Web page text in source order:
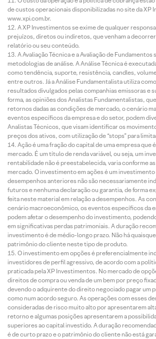
de custos operacionais disponibilizadas no site da XP
www.xpi.com.br.
A XP Investimentos se exime de qualquer
prejuízos, diretos ou indiretos, que venham a
relatório ou seu conteúdo.
A Avaliação Técnica e a Avaliação de
metodologias de análise. A Análise Técnica é
como tendência, suporte, resistência, candles,
entre outros. Já a Análise Fundamentalista utiliza
resultados divulgados pelas companhias emissoras e
forma, as opiniões dos Analistas Fundamentalistas,
retornos dadas as condições de mercado, o cenário
eventos específicos da empresa e do setor, podem
Analistas Técnicos, que visam identificar os
preços dos ativos, com utilização de “stops” para
Ação é uma fração do capital de uma empresa que
mercado. É um título de renda variável, ou seja, um
rentabilidade não é preestabelecida, varia conforme
mercado. O investimento em ações é um
desempenhos anteriores não são necessariamente
futuros e nenhuma declaração ou garantia, de forma
feita neste material em relação a desempenhos. As
cenário macroeconômico, os eventos específicos da
podem afetar o desempenho do investimento,
em significativas perdas patrimoniais. A duração
investimento é de médio-longo prazo. Não há
patrimônio do cliente neste tipo de produto.
O investimento em opções é preferencialmente
investidores de perfil agressivo, de acordo com a
praticada pela XP Investimentos. No mercado de
direitos de compra ou venda de um bem por preço
devendo o adquirente do direito negociado pagar um
como num acordo seguro. As operações com esses
consideradas de risco muito alto por apresentarem
retorno e algumas posições apresentarem a
superiores ao capital investido. A duração
é de curto prazo e o patrimônio do cliente não está